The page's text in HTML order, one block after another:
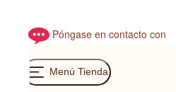
Póngase en contacto con
Menú Tienda